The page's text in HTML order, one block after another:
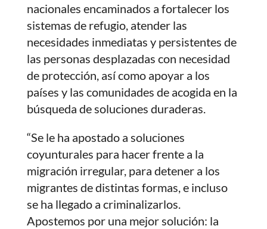
nacionales encaminados a fortalecer los
sistemas de refugio, atender las
necesidades inmediatas y persistentes de
las personas desplazadas con necesidad
de protección, así como apoyar a los
países y las comunidades de acogida en la
búsqueda de soluciones duraderas.
“Se le ha apostado a soluciones
coyunturales para hacer frente a la
migración irregular, para detener a los
migrantes de distintas formas, e incluso
se ha llegado a criminalizarlos.
Apostemos por una mejor solución: la